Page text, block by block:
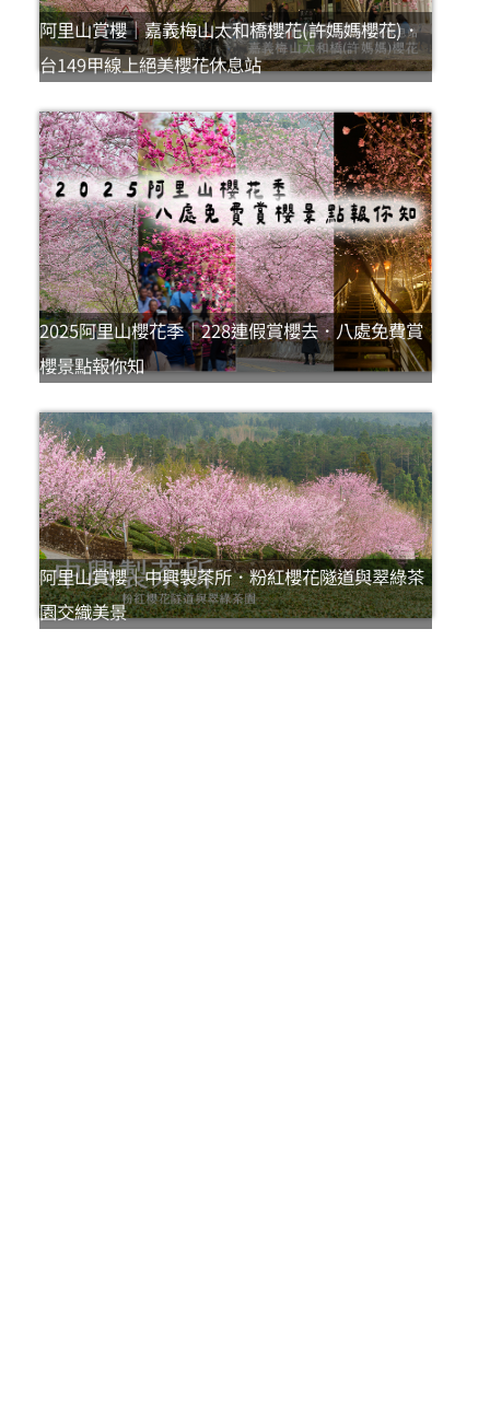
阿里山賞櫻｜嘉義梅山太和橋櫻花(許媽媽櫻花)．
台149甲線上絕美櫻花休息站
2025阿里山櫻花季｜228連假賞櫻去．八處免費賞
櫻景點報你知
阿里山賞櫻｜中興製茶所．粉紅櫻花隧道與翠綠茶
園交織美景